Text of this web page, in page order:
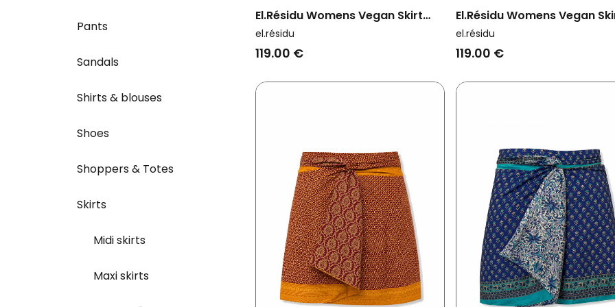
Pants
Sandals
Shirts & blouses
Shoes
Shoppers & Totes
Skirts
Midi skirts
Maxi skirts
El.résidu Womens Vegan Skirt
Amira Dark Yellow/ Dark Red/
Purple
el.résidu
119.00 €
El.résidu Womens Vegan
Amira Dark Yellow/ Brown
el.résidu
119.00 €